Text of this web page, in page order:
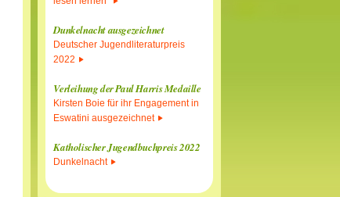
Dunkelnacht ausgezeichnet
Deutscher Jugendliteraturpreis
2022
Verleihung der Paul Harris Medaille
Kirsten Boie für ihr Engagement in
Eswatini ausgezeichnet
Katholischer Jugendbuchpreis 2022
Dunkelnacht